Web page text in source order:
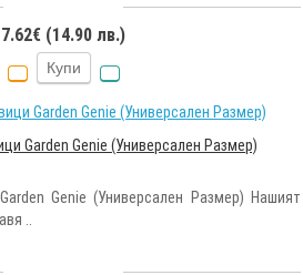
7.62€ (14.90 лв.)
Купи
Garden Genie (Универсален Размер)
Genie (Универсален Размер) Нашият
..